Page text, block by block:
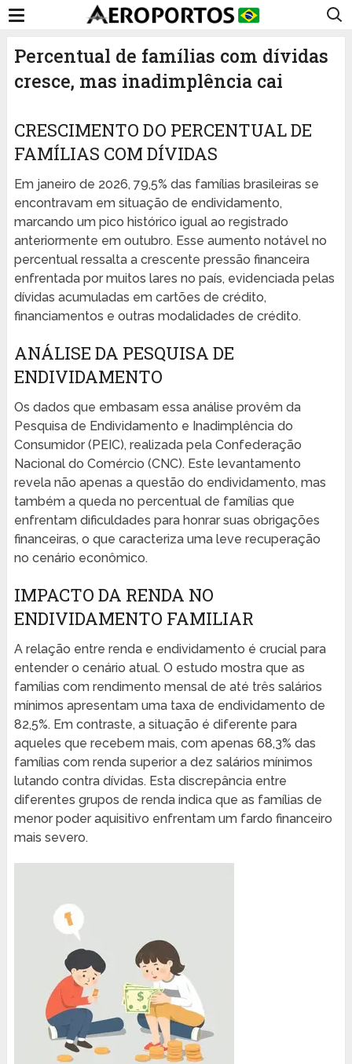
Percentual de famílias com dívidas
cresce, mas inadimplência cai
CRESCIMENTO DO PERCENTUAL DE
FAMÍLIAS COM DÍVIDAS
Em janeiro de 2026, 79,5% das famílias brasileiras se
encontravam em situação de endividamento,
marcando um pico histórico igual ao registrado
anteriormente em outubro. Esse aumento notável no
percentual ressalta a crescente pressão financeira
enfrentada por muitos lares no país, evidenciada pelas
dívidas acumuladas em cartões de crédito,
financiamentos e outras modalidades de crédito.
ANÁLISE DA PESQUISA DE
ENDIVIDAMENTO
Os dados que embasam essa análise provêm da
Pesquisa de Endividamento e Inadimplência do
Consumidor (PEIC), realizada pela Confederação
Nacional do Comércio (CNC). Este levantamento
revela não apenas a questão do endividamento, mas
também a queda no percentual de famílias que
enfrentam dificuldades para honrar suas obrigações
financeiras, o que caracteriza uma leve recuperação
no cenário econômico.
IMPACTO DA RENDA NO
ENDIVIDAMENTO FAMILIAR
A relação entre renda e endividamento é crucial para
entender o cenário atual. O estudo mostra que as
famílias com rendimento mensal de até três salários
mínimos apresentam uma taxa de endividamento de
82,5%. Em contraste, a situação é diferente para
aqueles que recebem mais, com apenas 68,3% das
famílias com renda superior a dez salários mínimos
lutando contra dívidas. Esta discrepância entre
diferentes grupos de renda indica que as famílias de
menor poder aquisitivo enfrentam um fardo financeiro
mais severo.